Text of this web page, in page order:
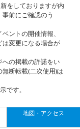
をしておりますが内
前にご確認のう
ントの開催情報、
変更になる場合が
の掲載の許諾をい
断転載(二次使用)は
です。
地図・アクセス